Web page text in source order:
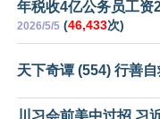
年税收4亿公务员工资
2026/5/5 (46,433次)
天下奇谭 (554) 行善